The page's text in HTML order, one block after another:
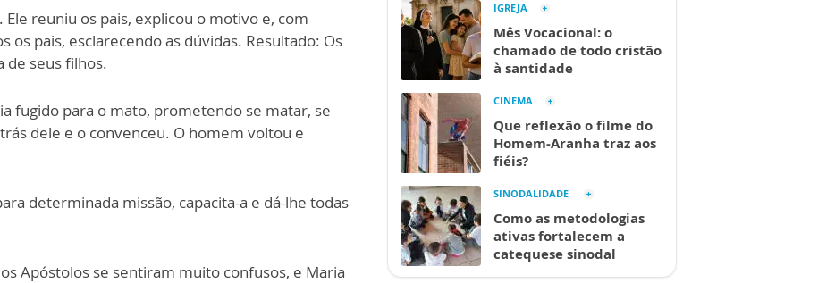
reuniu os pais, explicou o motivo e, com
os pais, esclarecendo as dúvidas. Resultado: Os
de seus filhos.
fugido para o mato, prometendo se matar, se
dele e o convenceu. O homem voltou e
determinada missão, capacita-a e dá-lhe todas
Apóstolos se sentiram muito confusos, e Maria
IGREJA
Mês Vocacional: o
chamado de todo cristão
à santidade
CINEMA
Que reflexão o filme do
Homem-Aranha traz aos
fiéis?
SINODALIDADE
Como as metodologias
ativas fortalecem a
catequese sinodal